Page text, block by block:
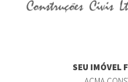
SEU IMÓVEL